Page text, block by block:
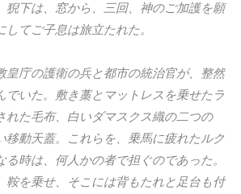
猊下は、窓から、三回、神のご加護を願
してご子息は旅立たれた。
皇庁の護衛の兵と都市の統治官が、整然
でいた。敷き藁とマットレスを乗せたラ
れた毛布、白いダマスクス織の二つの
移動天蓋。これらを、乗馬に疲れたルク
る時は、何人かの者で担ぐのであった。
鞍を乗せ、そこには背もたれと足台も付